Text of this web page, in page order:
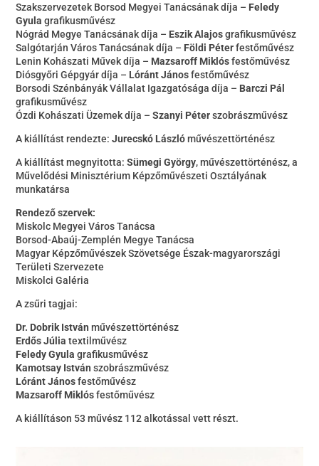
Szakszervezetek Borsod Megyei Tanácsának díja – Feledy
Gyula grafikusművész
Nógrád Megye Tanácsának díja – Eszik Alajosgrafikusművész
Salgótarján Város Tanácsának díja – Földi Péterfestőművész
Lenin Kohászati Művek díja – Mazsaroff Miklósfestőművész
Diósgyőri Gépgyár díja – Lóránt Jánosfestőművész
Borsodi Szénbányák Vállalat Igazgatósága díja – Barczi Pál
grafikusművész
Ózdi Kohászati Üzemek díja –Szanyi Péterszobrászművész
A kiállítást rendezte:Jurecskó Lászlóművészettörténész
A kiállítást megnyitotta:Sümegi György, művészettörténész, a
Művelődési Minisztérium Képzőművészeti Osztályának
munkatársa
Rendező szervek:
Miskolc Megyei Város Tanácsa
Borsod-Abaúj-Zemplén Megye Tanácsa
Magyar Képzőművészek Szövetsége Észak-magyarországi
Területi Szervezete
Miskolci Galéria
A zsűri tagjai:
Dr. Dobrik Istvánművészettörténész
Erdős Júlia textilművész
Feledy Gyula grafikusművész
Kamotsay István szobrászművész
Lóránt Jánosfestőművész
Mazsaroff Miklósfestőművész
A kiállításon 53 művész 112 alkotással vett részt.